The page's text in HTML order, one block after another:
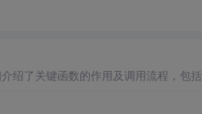
绍了关键函数的作用及调用流程，包括